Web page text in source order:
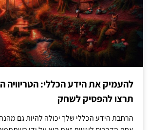
להעמיק את הידע הכללי: הטריוויה
תרצו להפסיק לשחק
הרחבת הידע הכללי שלך יכולה להיות גם